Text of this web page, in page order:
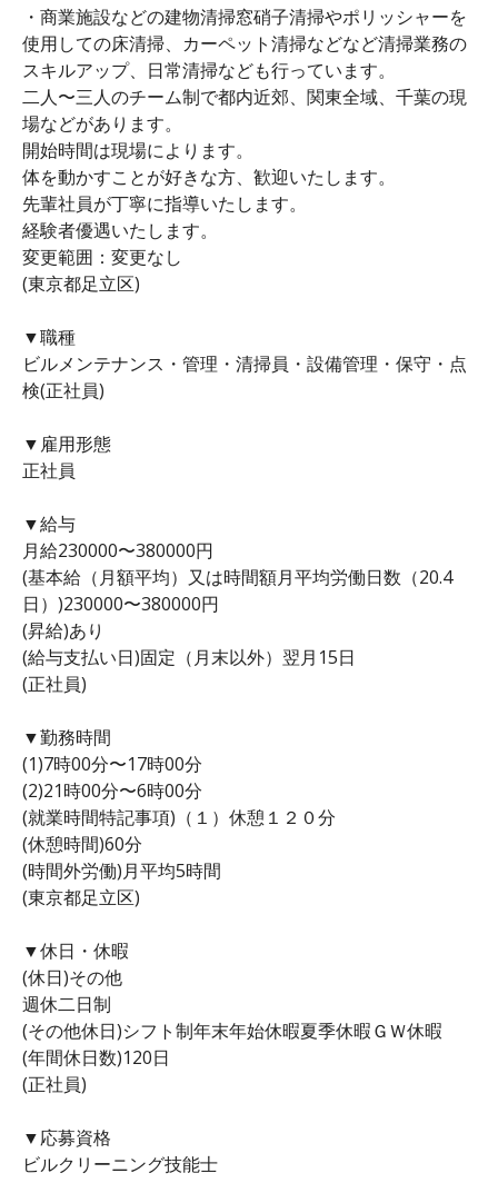
・商業施設などの建物清掃窓硝子清掃やポリッシャーを
使用しての床清掃、カーペット清掃などなど清掃業務の
スキルアップ、日常清掃なども行っています。
二人〜三人のチーム制で都内近郊、関東全域、千葉の現
場などがあります。
開始時間は現場によります。
体を動かすことが好きな方、歓迎いたします。
先輩社員が丁寧に指導いたします。
経験者優遇いたします。
変更範囲：変更なし
(東京都足立区)
▼職種
ビルメンテナンス・管理・清掃員・設備管理・保守・点
検(正社員)
▼雇用形態
正社員
▼給与
月給230000〜380000円
(基本給（月額平均）又は時間額月平均労働日数（20.4
日）)230000〜380000円
(昇給)あり
(給与支払い日)固定（月末以外）翌月15日
(正社員)
▼勤務時間
(1)7時00分〜17時00分
(2)21時00分〜6時00分
(就業時間特記事項)（１）休憩１２０分
(休憩時間)60分
(時間外労働)月平均5時間
(東京都足立区)
▼休日・休暇
(休日)その他
週休二日制
(その他休日)シフト制年末年始休暇夏季休暇ＧＷ休暇
(年間休日数)120日
(正社員)
▼応募資格
ビルクリーニング技能士